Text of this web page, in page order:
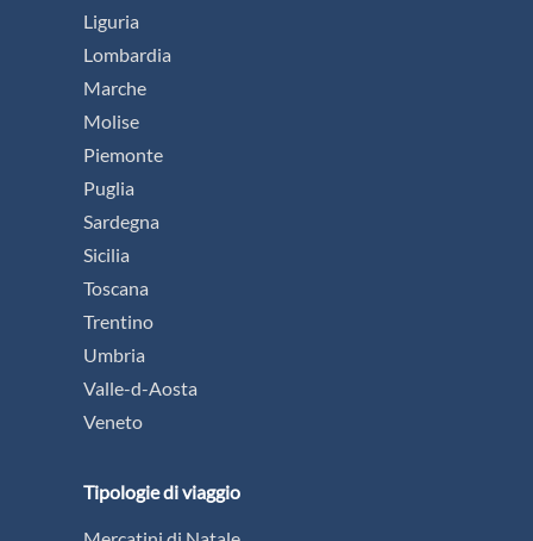
Liguria
Lombardia
Marche
Molise
Piemonte
Puglia
Sardegna
Sicilia
Toscana
Trentino
Umbria
Valle-d-Aosta
Veneto
Tipologie di viaggio